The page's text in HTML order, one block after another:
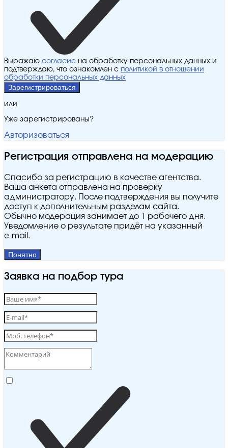
Выражаю согласие на обработку персональных данных и
подтверждаю, что ознакомлен с политикой в отношении
обработки персональных данных
Зарегистрироваться
или
Уже зарегистрированы?
Авторизоваться
Регистрация отправлена на модерацию
Спасибо за регистрацию в качестве агентства.
Ваша анкета отправлена на проверку
администратору. После подтверждения вы получите
доступ к дополнительным разделам сайта.
Обычно модерация занимает до 1 рабочего дня.
Уведомление о результате придёт на указанный
e‑mail.
Понятно
Заявка на подбор тура